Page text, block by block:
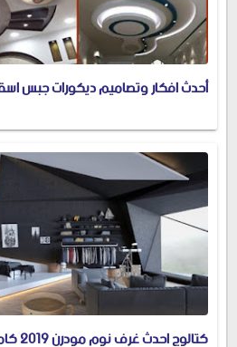
أحدث افكار وتصاميم ديكورات جبس
كتالوج احدث غرف نوم مودرن 2019 كاملة